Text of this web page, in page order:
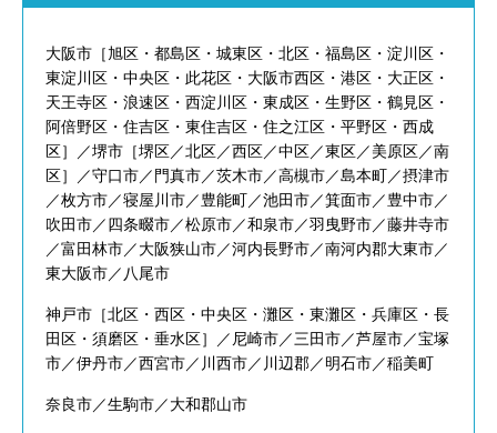
大阪市［旭区・都島区・城東区・北区・福島区・淀川区・
東淀川区・中央区・此花区・大阪市西区・港区・大正区・
天王寺区・浪速区・西淀川区・東成区・生野区・鶴見区・
阿倍野区・住吉区・東住吉区・住之江区・平野区・西成
区］／堺市［堺区／北区／西区／中区／東区／美原区／南
区］／守口市／門真市／茨木市／高槻市／島本町／摂津市
／枚方市／寝屋川市／豊能町／池田市／箕面市／豊中市／
吹田市／四条畷市／松原市／和泉市／羽曳野市／藤井寺市
／富田林市／大阪狭山市／河内長野市／南河内郡大東市／
東大阪市／八尾市
神戸市［北区・西区・中央区・灘区・東灘区・兵庫区・長
田区・須磨区・垂水区］／尼崎市／三田市／芦屋市／宝塚
市／伊丹市／西宮市／川西市／川辺郡／明石市／稲美町
奈良市／生駒市／大和郡山市